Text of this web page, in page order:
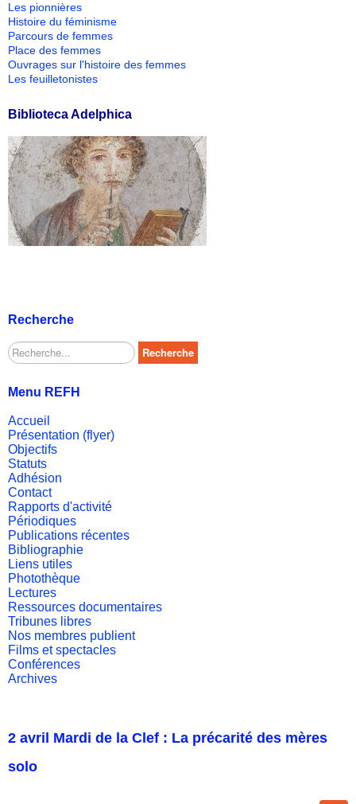
Les pionnières
Histoire du féminisme
Parcours de femmes
Place des femmes
Ouvrages sur l'histoire des femmes
Les feuilletonistes
Biblioteca Adelphica
Recherche
Rechercher Recherche
Menu REFH
Accueil
Présentation (flyer)
Objectifs
Statuts
Adhésion
Contact
Rapports d'activité
Périodiques
Publications récentes
Bibliographie
Liens utiles
Photothèque
Lectures
Ressources documentaires
Tribunes libres
Nos membres publient
Films et spectacles
Conférences
Archives
2 avril Mardi de la Clef : La précarité des mères
solo